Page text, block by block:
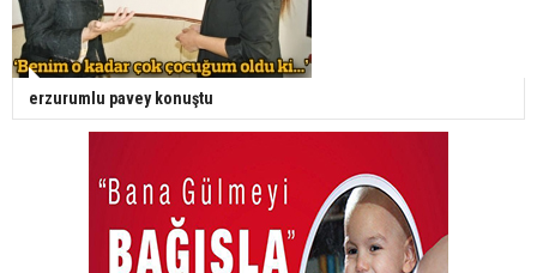
erzurumlu pavey konuştu